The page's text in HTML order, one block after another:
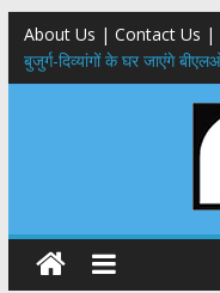
About Us | Contact Us |
बुजुर्ग-दिव्यांगों के घर जाएंगे
24×7 अलर्ट मोड में रहें
की विस्तृत समीक्षा कहा-बंद
459 करोड़ से एचएनबी गढ़वाल
शिक्षा मंत्री धन सिंह रावत ने
मुख्यमंत्री से महानिदेशक
विस्तार एवं आधुनिक आधारभूत
एमडीडीए बोर्ड बैठक, देहरादून
हरी झंडी